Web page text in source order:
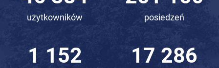
użytkowników posiedzeń
1 452
21 791